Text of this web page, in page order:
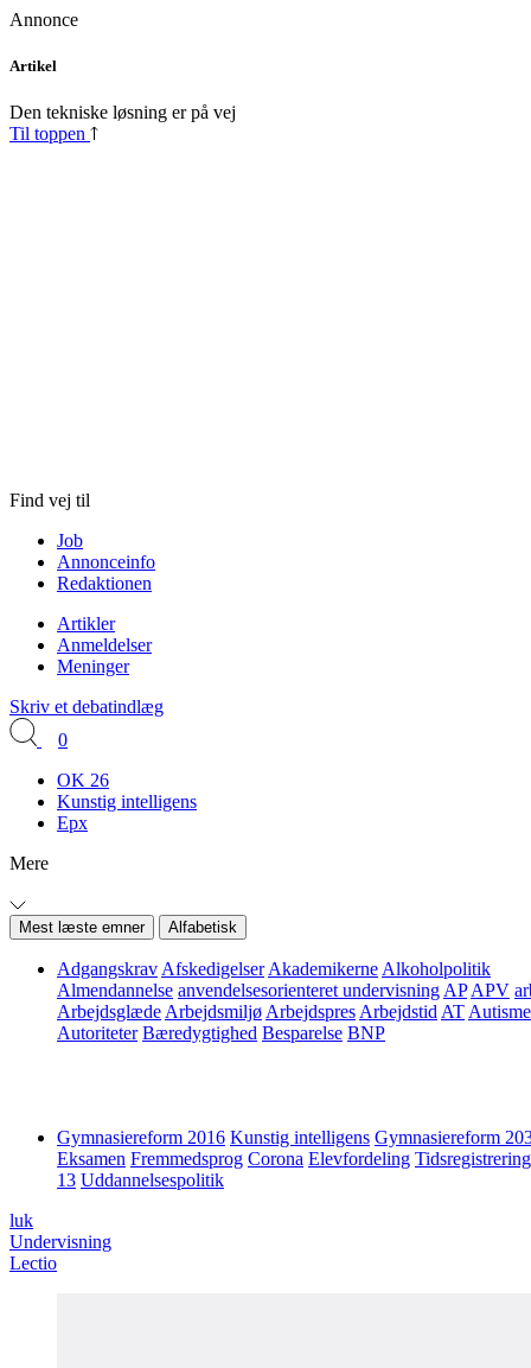
Annonce
Skip
content
Artikel
Den tekniske løsning er på vej
Til toppen
Find vej til
Job
Annonceinfo
Redaktionen
Artikler
Anmeldelser
Meninger
Skriv et debatindlæg
0
OK 26
Kunstig intelligens
Epx
Mere
Mest læste emner Alfabetisk
Adgangskrav Afskedigelser Akademikerne Alkoholpolitik
Almendannelse anvendelsesorienteret undervisning AP APV
Arbejdsglæde Arbejdsmiljø Arbejdspres Arbejdstid AT Autisme
Autoriteter Bæredygtighed Besparelse BNP
Gymnasiereform 2016 Kunstig intelligens Gymnasiereform
Eksamen Fremmedsprog Corona Elevfordeling Tidsregistrering
13 Uddannelsespolitik
luk
Undervisning
Lectio